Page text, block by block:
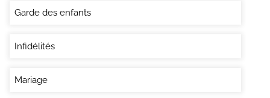
Garde des enfants
Infidélités
Mariage